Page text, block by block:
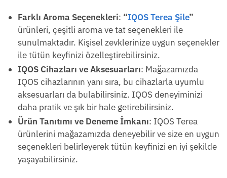
Farklı Aroma Seçenekleri: “IQOS Terea Şile”
ürünleri, çeşitli aroma ve tat seçenekleri ile
sunulmaktadır. Kişisel zevklerinize uygun seçenekler
ile tütün keyfinizi özelleştirebilirsiniz.
IQOS Cihazları ve Aksesuarları: Mağazamızda
IQOS cihazlarının yanı sıra, bu cihazlarla uyumlu
aksesuarları da bulabilirsiniz. IQOS deneyiminizi
daha pratik ve şık bir hale getirebilirsiniz.
Ürün Tanıtımı ve Deneme İmkanı: IQOS Terea
ürünlerini mağazamızda deneyebilir ve size en uygun
seçenekleri belirleyerek tütün keyfinizi en iyi şekilde
yaşayabilirsiniz.